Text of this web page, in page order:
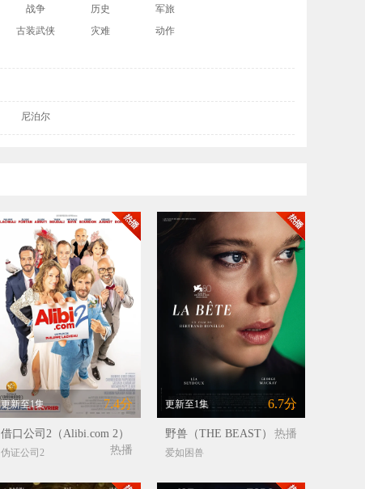
战争 历史
军旅
古装武侠 灾难
动作
尼泊尔
更新至1集 7.4分
借口公司2（Alibi.com 2）
热播
伪证公司2
更新至1集 6.7分
野兽（THE BEAST） 热播
爱如困兽